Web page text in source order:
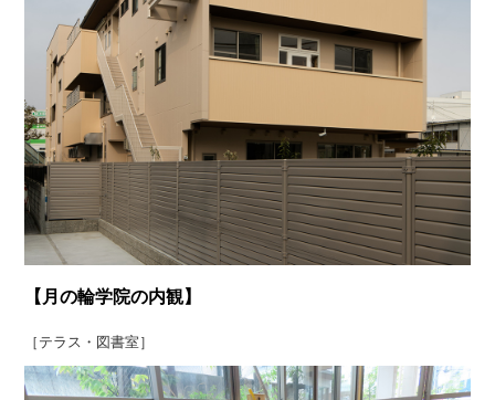
【月の輪学院の内観】
［テラス・図書室］